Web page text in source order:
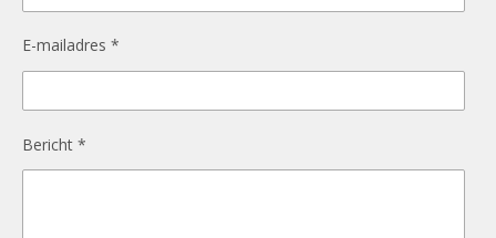
E-mailadres *
Bericht *